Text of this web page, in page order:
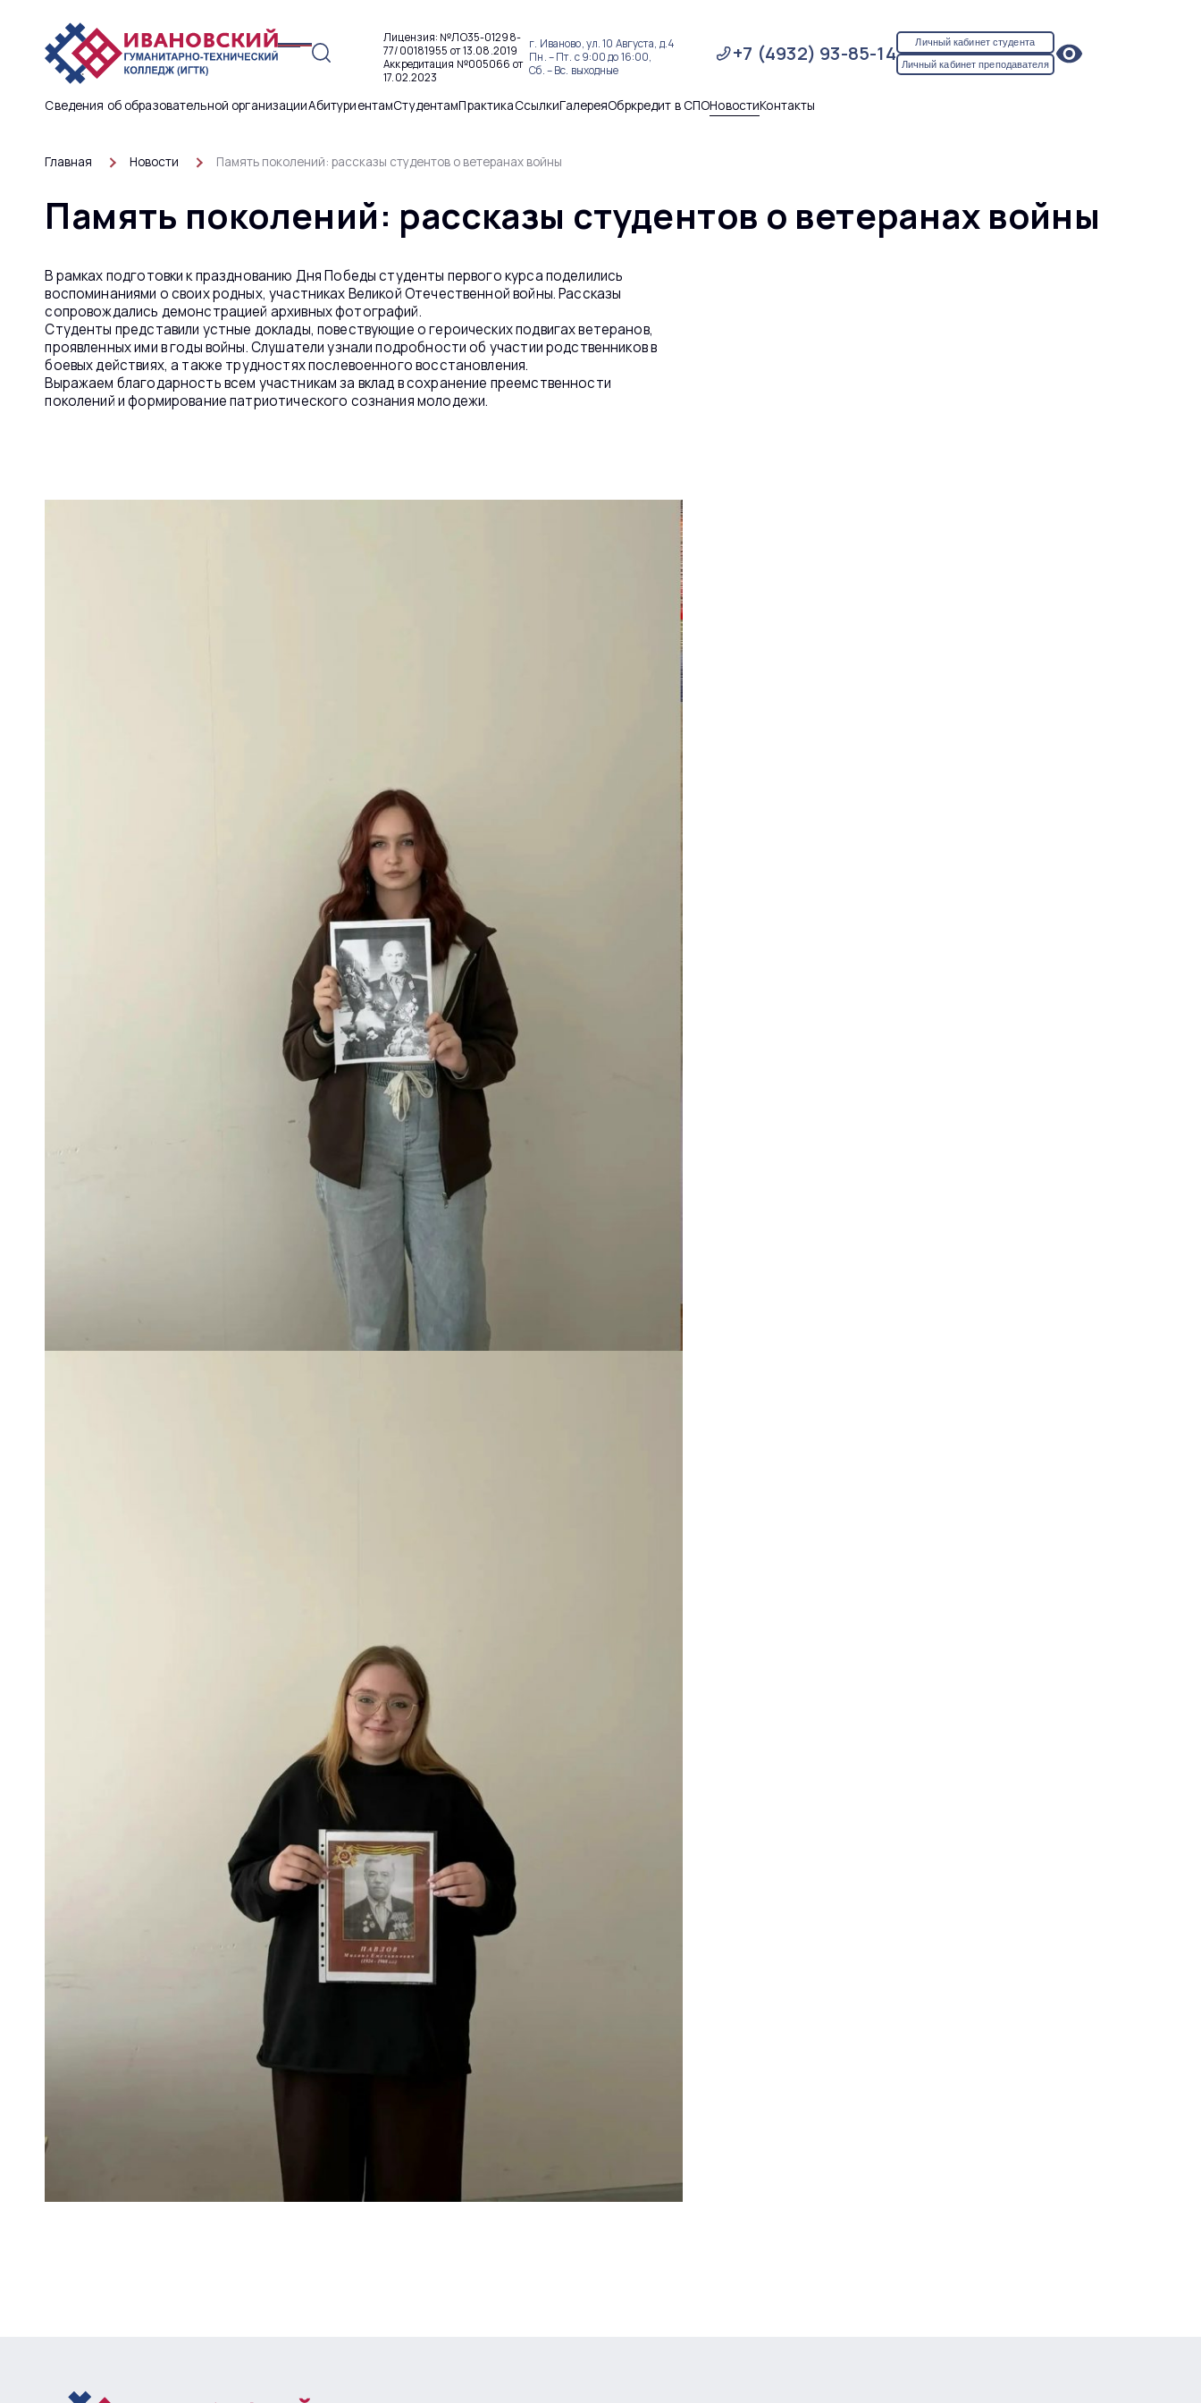
Лицензия: №ЛО35-01298-
77/00181955 от 13.08.2019
Аккредитация №005066 от
17.02.2023
г. Иваново, ул. 10 Августа, д.4
Пн. – Пт. с 9:00 до 16:00,
Сб. – Вс. выходные
+7 (4932) 93-85-14 Личный кабинет студента
Личный кабинет преподавателя
Сведения об образовательной организацииАбитуриентамСтудентамПрактикаСсылкиГалереяОбркредит в СПОНовостиКонтакты
Главная Новости Память поколений: рассказы студентов о ветеранах войны
Память поколений: рассказы студентов о ветеранах войны
В рамках подготовки к празднованию Дня Победы студенты первого курса поделились
воспоминаниями о своих родных, участниках Великой Отечественной войны. Рассказы
сопровождались демонстрацией архивных фотографий.
Студенты представили устные доклады, повествующие о героических подвигах ветеранов,
проявленных ими в годы войны. Слушатели узнали подробности об участии родственников в
боевых действиях, а также трудностях послевоенного восстановления.
Выражаем благодарность всем участникам за вклад в сохранение преемственности
поколений и формирование патриотического сознания молодежи.